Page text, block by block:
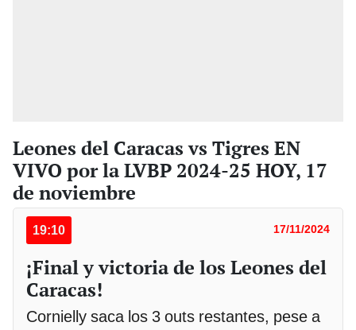
Leones del Caracas vs Tigres EN
VIVO por la LVBP 2024-25 HOY, 17
de noviembre
19:10 17/11/2024
¡Final y victoria de los Leones del
Caracas!
Cornielly saca los 3 outs restantes, pese a